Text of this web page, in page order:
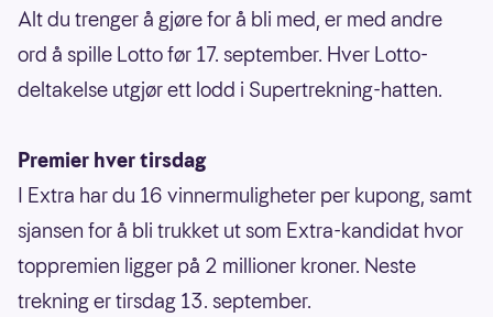
Alt du trenger å gjøre for å bli med, er med andre
ord å spille Lotto før 17. september. Hver Lotto-
deltakelse utgjør ett lodd i Supertrekning-hatten.
Premier hver tirsdag
I Extra har du 16 vinnermuligheter per kupong, samt
sjansen for å bli trukket ut som Extra-kandidat hvor
toppremien ligger på 2 millioner kroner. Neste
trekning er tirsdag 13. september.